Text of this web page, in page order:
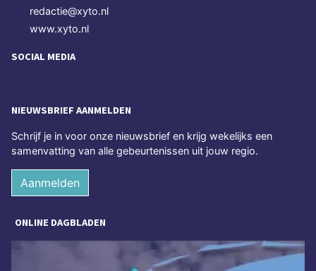
redactie@xyto.nl
www.xyto.nl
SOCIAL MEDIA
NIEUWSBRIEF AANMELDEN
Schrijf je in voor onze nieuwsbrief en krijg wekelijks een
samenvatting van alle gebeurtenissen uit jouw regio.
Aanmelden
ONLINE DAGBLADEN